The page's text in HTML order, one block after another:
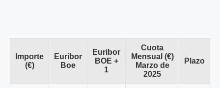
Importe
(€)
Euribor
Boe
Euribor
BOE +
1
Cuota
Mensual (€)
Marzo de
2025
Plazo